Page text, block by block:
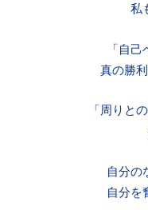
私
「自
真の勝
「周りと
自分の
自分を